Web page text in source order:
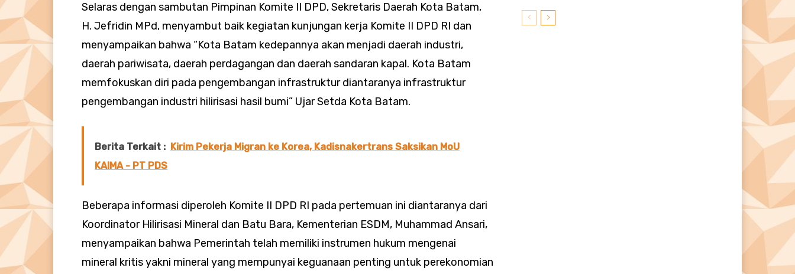
Selaras dengan sambutan Pimpinan Komite II DPD, Sekretaris Daerah Kota Batam,
H. Jefridin MPd, menyambut baik kegiatan kunjungan kerja Komite II DPD RI dan
menyampaikan bahwa “Kota Batam kedepannya akan menjadi daerah industri,
daerah pariwisata, daerah perdagangan dan daerah sandaran kapal. Kota Batam
memfokuskan diri pada pengembangan infrastruktur diantaranya infrastruktur
pengembangan industri hilirisasi hasil bumi” Ujar Setda Kota Batam.
Berita Terkait : Kirim Pekerja Migran ke Korea, Kadisnakertrans Saksikan MoU
KAIMA - PT PDS
Beberapa informasi diperoleh Komite II DPD RI pada pertemuan ini diantaranya dari
Koordinator Hilirisasi Mineral dan Batu Bara, Kementerian ESDM, Muhammad Ansari,
menyampaikan bahwa Pemerintah telah memiliki instrumen hukum mengenai
mineral kritis yakni mineral yang mempunyai keguanaan penting untuk perekonomian